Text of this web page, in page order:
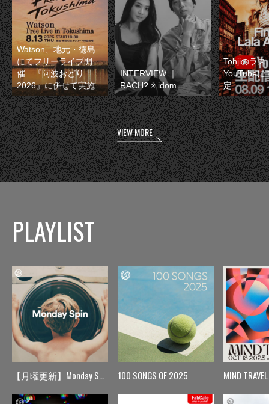
Watson、地元・徳島
にてフリーライブ開
催 『阿波おどり
2026』に併せて実施
INTERVIEW ｜
RACH? × idom
Tohjiのラス
YouTubeに
定
VIEW MORE
PLAYLIST
【月曜更新】Monday Spin 100 SONGS OF 2025 MIND TRAVEL